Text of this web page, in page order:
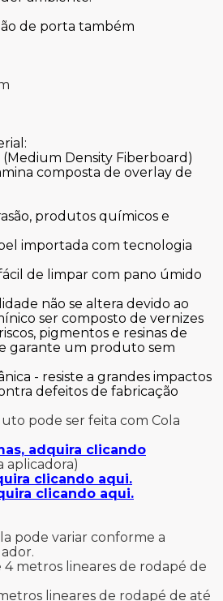
de porta também
Density Fiberboard)
composta de overlay de
produtos químicos e
importada com tecnologia
de limpar com pano úmido
não se altera devido ao
ser composto de vernizes
pigmentos e resinas de
garante um produto sem
- resiste a grandes impactos
defeitos de fabricação
pode ser feita com Cola
adquira clicando
aplicadora)
clicando aqui.
clicando aqui.
pode variar conforme a
metros lineares de rodapé de
lineares de rodapé de até